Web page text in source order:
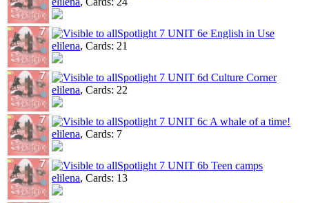
Spotlight 7 UNIT 6e English in Use
elilena, Cards: 21
Spotlight 7 UNIT 6d Culture Corner
elilena, Cards: 22
Spotlight 7 UNIT 6c A whale of a time!
elilena, Cards: 7
Spotlight 7 UNIT 6b Teen camps
elilena, Cards: 13